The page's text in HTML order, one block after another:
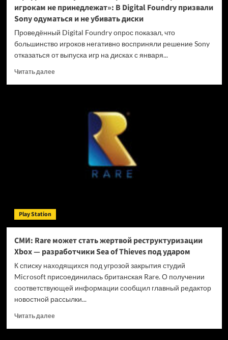
игрокам не принедлежат»: В Digital Foundry призвали
Sony одуматься и не убивать диски
Проведённый Digital Foundry опрос показал, что
большинство игроков негативно восприняли решение Sony
отказаться от выпуска игр на дисках с января...
Читать далееПрочитать
платформах
принедлежат»:
не
убивать
диски
Play Station
СМИ: Rare может стать жертвой реструктуризации
Xbox — разработчики Sea of Thieves под ударом
К списку находящихся под угрозой закрытия студий
Microsoft присоединилась британская Rare. О получении
соответствующей информации сообщил главный редактор
новостной рассылки...
Читать далееПрочитать